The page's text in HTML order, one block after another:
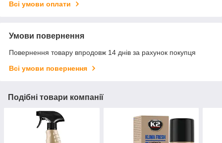
Всі умови оплати
Умови повернення
Повернення товару впродовж 14 днів за рахунок покупця
Всі умови повернення
Подібні товари компанії